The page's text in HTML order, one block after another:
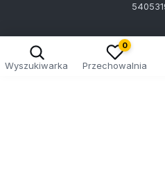
Wyszukiwarka
0
Przechowalnia